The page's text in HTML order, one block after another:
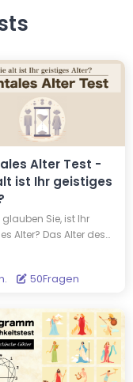
Alter Test -
ist Ihr geistiges
Sie, ist Ihr
Alter? Das Alter des
kindlicher sein, als
lässt. Beantworten
um Ihr geistiges
ermitteln.
50Fragen